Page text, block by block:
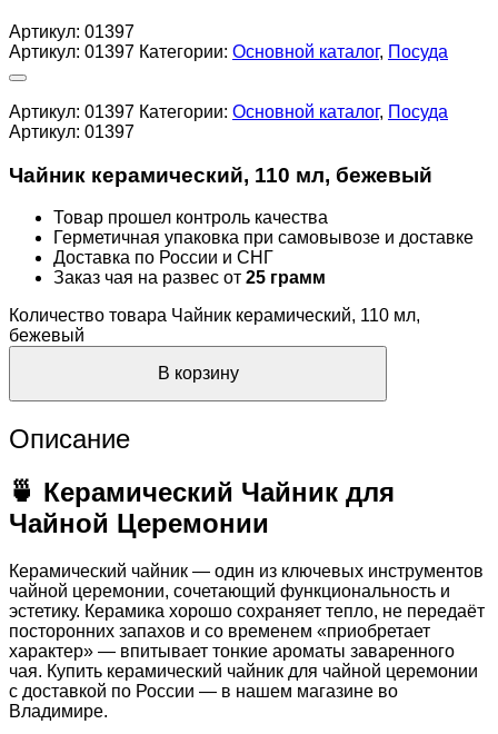
Артикул: 01397
Артикул: 01397 Категории: Основной каталог, Посуда
Артикул: 01397 Категории: Основной каталог, Посуда
Артикул: 01397
Чайник керамический, 110 мл, бежевый
Товар прошел контроль качества
Герметичная упаковка при самовывозе и доставке
Доставка по России и СНГ
Заказ чая на развес от 25 грамм
Количество товара Чайник керамический, 110 мл,
бежевый
В корзину
Описание
🍵 Керамический Чайник для
Чайной Церемонии
Керамический чайник — один из ключевых инструментов
чайной церемонии, сочетающий функциональность и
эстетику. Керамика хорошо сохраняет тепло, не передаёт
посторонних запахов и со временем «приобретает
характер» — впитывает тонкие ароматы заваренного
чая. Купить керамический чайник для чайной церемонии
с доставкой по России — в нашем магазине во
Владимире.